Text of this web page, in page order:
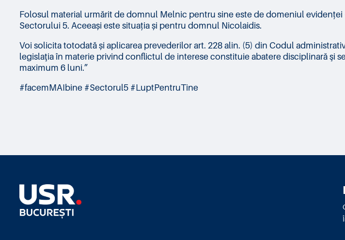
Folosul material urmărit de domnul Melnic pentru sine este de domeniul
Sectorului 5. Aceeași este situația și pentru domnul Nicolaidis.
Voi solicita totodată și aplicarea prevederilor art. 228 alin. (5) din Codul
legislaţia în materie privind conflictul de interese constituie abatere disciplinară şi
maximum 6 luni.”
#facemMAIbine #Sectorul5 #LuptPentruTine